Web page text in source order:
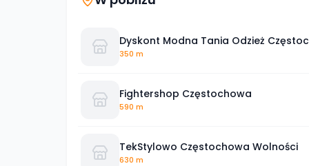
Dyskont Modna Tania Odzież
350 m
Fightershop Częstochowa
590 m
TekStylowo Częstochowa Wolności
630 m